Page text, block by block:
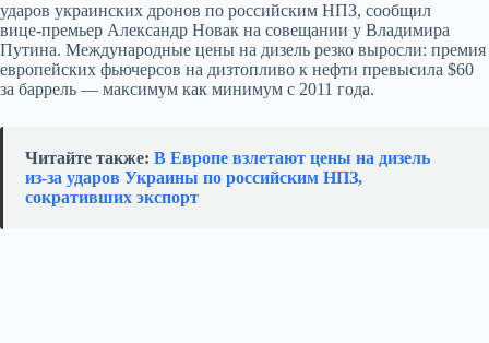
ударов украинских дронов по российским НПЗ, сообщил
вице‑премьер Александр Новак на совещании у Владимира
Путина. Международные цены на дизель резко выросли: премия
европейских фьючерсов на дизтопливо к нефти превысила $60
за баррель — максимум как минимум с 2011 года.
Читайте также: В Европе взлетают цены на дизель
из‑за ударов Украины по российским НПЗ,
сокративших экспорт